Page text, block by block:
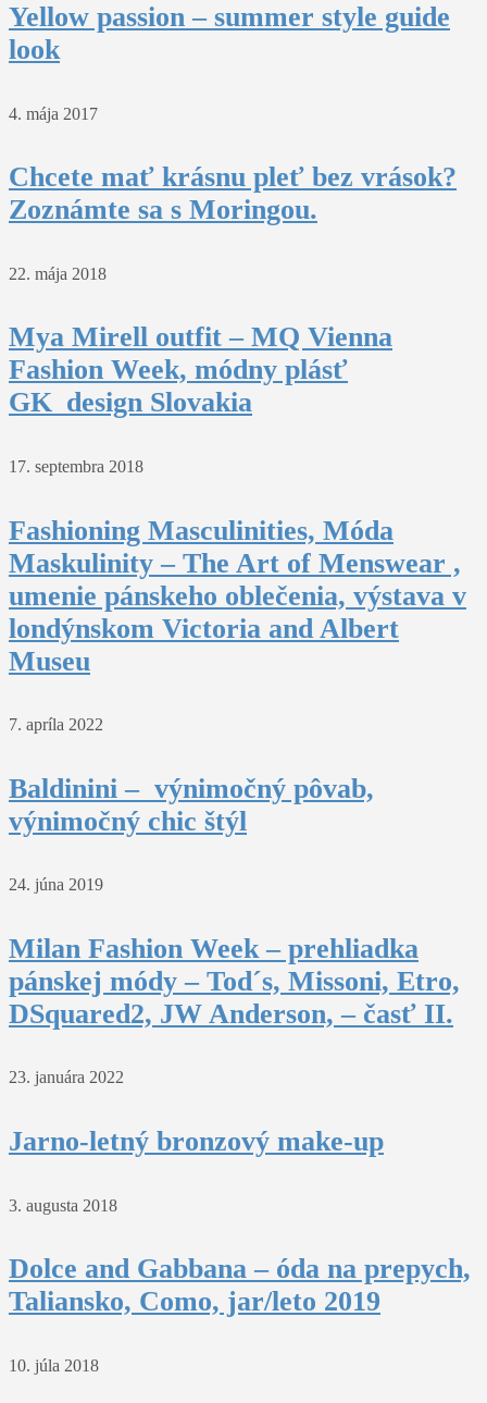
Yellow passion – summer style guide
look
4. mája 2017
Chcete mať krásnu pleť bez vrások?
Zoznámte sa s Moringou.
22. mája 2018
Mya Mirell outfit – MQ Vienna
Fashion Week, módny plásť
GK_design Slovakia
17. septembra 2018
Fashioning Masculinities, Móda
Maskulinity – The Art of Menswear ,
umenie pánskeho oblečenia, výstava v
londýnskom Victoria and Albert
Museu
7. apríla 2022
Baldinini – výnimočný pôvab,
výnimočný chic štýl
24. júna 2019
Milan Fashion Week – prehliadka
pánskej módy – Tod´s, Missoni, Etro,
DSquared2, JW Anderson, – časť II.
23. januára 2022
Jarno-letný bronzový make-up
3. augusta 2018
Dolce and Gabbana – óda na prepych,
Taliansko, Como, jar/leto 2019
10. júla 2018